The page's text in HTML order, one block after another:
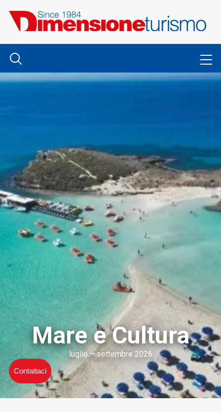
Mare e Cultura
luglio – settembre 2026
Contattaci